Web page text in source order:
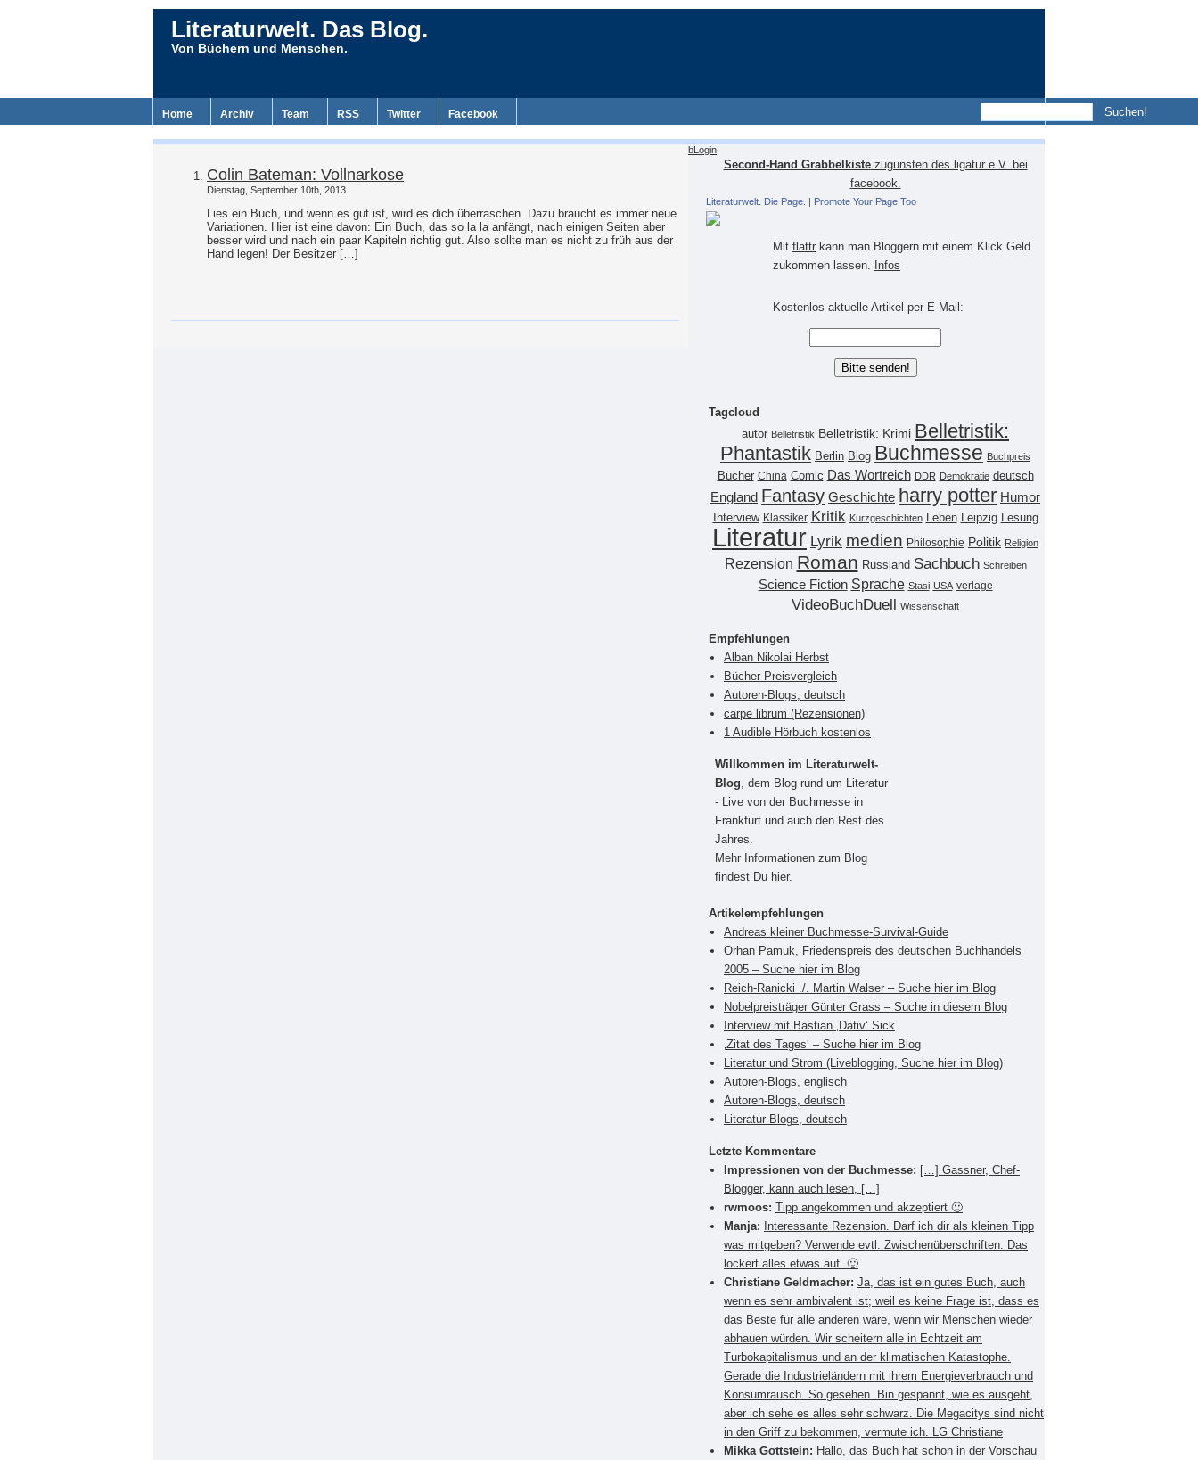
Literaturwelt. Das Blog.
Von Büchern und Menschen.
Home Archiv Team RSS Twitter Facebook
Colin Bateman: Vollnarkose
Dienstag, September 10th, 2013
Lies ein Buch, und wenn es gut ist, wird es dich überraschen. Dazu braucht es immer neue
Variationen. Hier ist eine davon: Ein Buch, das so la la anfängt, nach einigen Seiten aber
besser wird und nach ein paar Kapiteln richtig gut. Also sollte man es nicht zu früh aus der
Hand legen! Der Besitzer […]
bLogin
Second-Hand Grabbelkistezugunsten des ligatur e.V. bei
facebook.
Literaturwelt. Die Page. | Promote Your Page Too
Mit flattr kann man Bloggern mit einem Klick Geld
zukommen lassen.
Infos
Kostenlos aktuelle Artikel per E-Mail:
Tagcloud
autor Belletristik Belletristik: Krimi Belletristik:
Phantastik Berlin Blog Buchmesse Buchpreis
Bücher China Comic Das Wortreich DDR Demokratie deutsch
England Fantasy Geschichte harry potter Humor
Interview Klassiker Kritik Kurzgeschichten Leben Leipzig Lesung
Literatur Lyrik medien Philosophie Politik Religion
Rezension Roman Russland Sachbuch Schreiben
Science Fiction Sprache Stasi USA verlage
VideoBuchDuell Wissenschaft
Empfehlungen
Alban Nikolai Herbst
Bücher Preisvergleich
Autoren-Blogs, deutsch
carpe librum (Rezensionen)
1 Audible Hörbuch kostenlos
Willkommen im Literaturwelt-
Blog , dem Blog rund um Literatur
- Live von der Buchmesse in
Frankfurt und auch den Rest des
Jahres.
Mehr Informationen zum Blog
findest Du hier.
Artikelempfehlungen
Andreas kleiner Buchmesse-Survival-Guide
Orhan Pamuk, Friedenspreis des deutschen Buchhandels
2005 – Suche hier im Blog
Reich-Ranicki ./. Martin Walser – Suche hier im Blog
Nobelpreisträger Günter Grass – Suche in diesem Blog
Interview mit Bastian ‚Dativ‘ Sick
‚Zitat des Tages‘ – Suche hier im Blog
Literatur und Strom (Liveblogging, Suche hier im Blog)
Autoren-Blogs, englisch
Autoren-Blogs, deutsch
Literatur-Blogs, deutsch
Letzte Kommentare
Impressionen von der Buchmesse: […] Gassner, Chef-
Blogger, kann auch lesen, […]
rwmoos: Tipp angekommen und akzeptiert 🙂
Manja:
Interessante Rezension. Darf ich dir als kleinen Tipp
was mitgeben? Verwende evtl. Zwischenüberschriften. Das
lockert alles etwas auf. 🙂
Christiane Geldmacher: Ja, das ist ein gutes Buch, auch
wenn es sehr ambivalent ist; weil es keine Frage ist, dass es
das Beste für alle anderen wäre, wenn wir Menschen wieder
abhauen würden. Wir scheitern alle in Echtzeit am
Turbokapitalismus und an der klimatischen Katastophe.
Gerade die Industrieländern mit ihrem Energieverbrauch und
Konsumrausch. So gesehen. Bin gespannt, wie es ausgeht,
aber ich sehe es alles sehr schwarz. Die Megacitys sind nicht
in den Griff zu bekommen, vermute ich. LG Christiane
Mikka Gottstein: Hallo, das Buch hat schon in der Vorschau